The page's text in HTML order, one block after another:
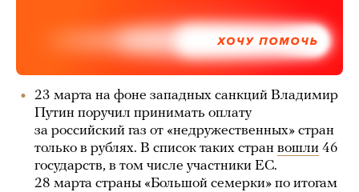
ХОЧУ ПОМОЧЬ
23 марта на фоне западных санкций Владимир
Путин поручил принимать оплату
за российский газ от «недружественных» стран
только в рублях. В список таких стран вошли 46
государств, в том числе участники ЕС.
28 марта страны «Большой семерки» по итогам